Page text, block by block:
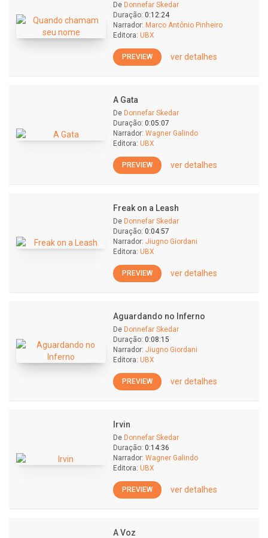
De Donnefar Skedar
Duração: 0:12:24
Narrador: Marco Antônio Pinheiro
Editora: UBX
PREVIEW ver detalhes
A Gata
De Donnefar Skedar
Duração: 0:05:07
Narrador: Wagner Galindo
Editora: UBX
PREVIEW ver detalhes
Freak on a Leash
De Donnefar Skedar
Duração: 0:04:57
Narrador: Jiugno Giordani
Editora: UBX
PREVIEW ver detalhes
Aguardando no Inferno
De Donnefar Skedar
Duração: 0:08:15
Narrador: Jiugno Giordani
Editora: UBX
PREVIEW ver detalhes
Irvin
De Donnefar Skedar
Duração: 0:14:36
Narrador: Wagner Galindo
Editora: UBX
PREVIEW ver detalhes
A Voz